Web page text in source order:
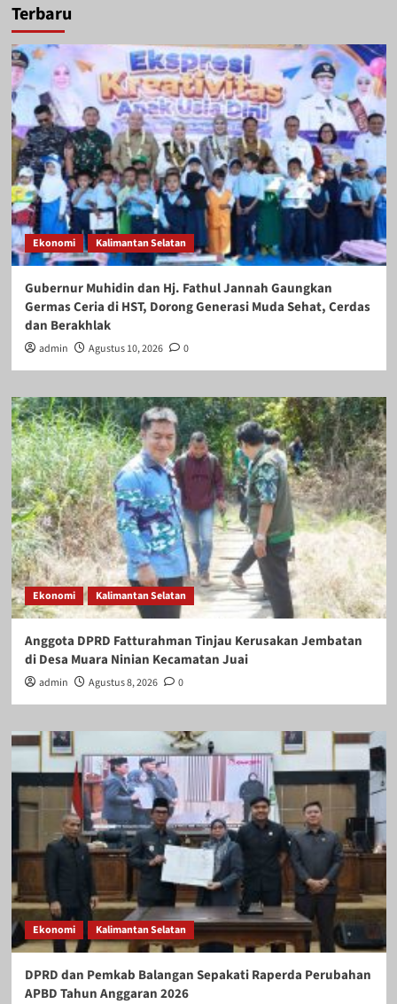
Terbaru
Ekonomi Kalimantan Selatan
Gubernur Muhidin dan Hj. Fathul Jannah Gaungkan
Germas Ceria di HST, Dorong Generasi Muda Sehat, Cerdas
dan Berakhlak
admin Agustus 10, 2026 0
Ekonomi Kalimantan Selatan
Anggota DPRD Fatturahman Tinjau Kerusakan Jembatan
di Desa Muara Ninian Kecamatan Juai
admin Agustus 8, 2026 0
Ekonomi Kalimantan Selatan
DPRD dan Pemkab Balangan Sepakati Raperda Perubahan
APBD Tahun Anggaran 2026